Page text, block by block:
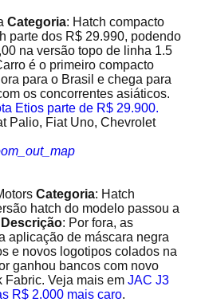
Categoria: Hatch compacto
parte dos R$ 29.990, podendo
na versão topo de linha 1.5
é o primeiro compacto
para o Brasil e chega para
os concorrentes asiáticos.
Etios parte de R$ 29.900.
Palio, Fiat Uno, Chevrolet
Categoria: Hatch
hatch do modelo passou a
Descrição: Por fora, as
aplicação de máscara negra
e novos logotipos colados na
ganhou bancos com novo
Fabric. Veja mais em JAC J3
R$ 2.000 mais caro.